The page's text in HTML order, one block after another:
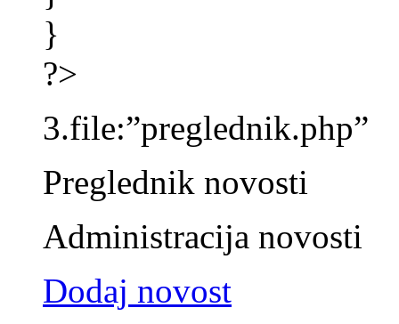
}
?>
3.file:”preglednik.php”
Preglednik novosti
Administracija novosti
Dodaj novost